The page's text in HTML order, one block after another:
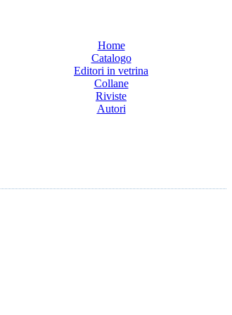
Home
Catalogo
Editori in vetrina
Collane
Riviste
Autori